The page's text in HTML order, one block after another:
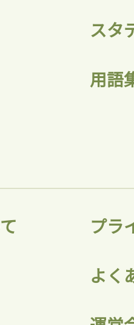
お気に入りに
会員登録
スタ
用語
プラ
よく